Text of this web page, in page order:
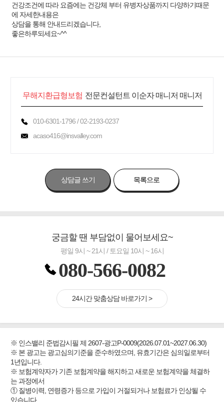
건강조건에 따라 요즘에는 건강체 부터 유병자상품까지 다양하기때문
에 자세한내용은
상담을 통해 안내드리겠습니다,
좋은하루되세요~^^
무해지환급형보험 전문컨설턴트 이순자 매니저 매니저
010-6301-1796 / 02-2193-0237
acaso416@insvalley.com
상담글 쓰기 목록으로
궁금할 땐 부담없이 물어보세요~
평일 9시 ~ 21시 / 토요일 10시 ~ 16시
080-566-0082
24시간 맞춤상담 바로가기 >
※ 인스밸리 준법감시필 제 2607-광고P-0009(2026.07.01~2027.06.30)
※ 본 광고는 광고심의기준을 준수하였으며, 유효기간은 심의일로부터
1년입니다.
※ 보험계약자가 기존 보험계약을 해지하고 새로운 보험계약을 체결하
는 과정에서
① 질병이력, 연령증가 등으로 가입이 거절되거나 보험료가 인상될 수
있습니다.